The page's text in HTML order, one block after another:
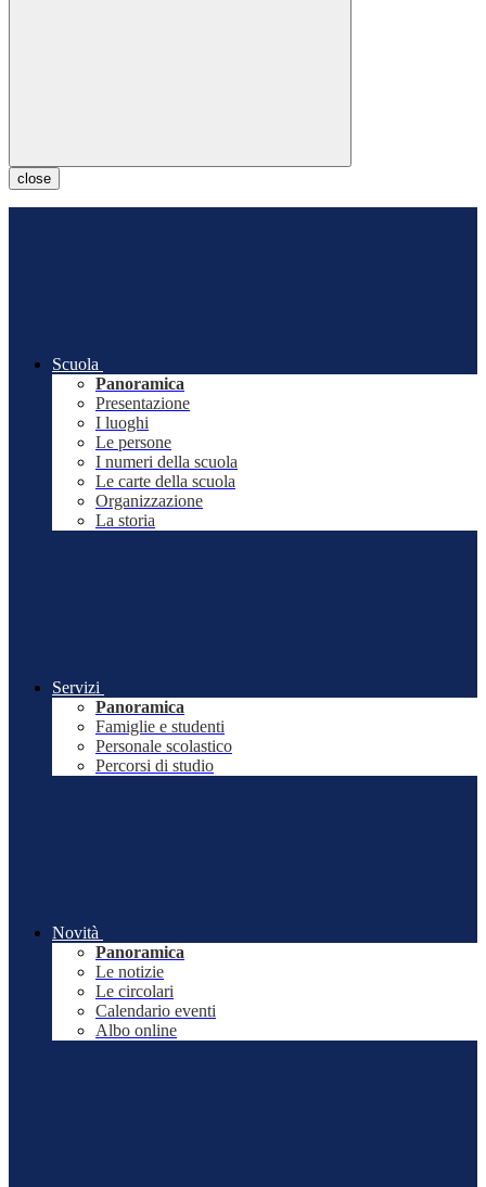
close
Scuola
Panoramica
Presentazione
I luoghi
Le persone
I numeri della scuola
Le carte della scuola
Organizzazione
La storia
Servizi
Panoramica
Famiglie e studenti
Personale scolastico
Percorsi di studio
Novità
Panoramica
Le notizie
Le circolari
Calendario eventi
Albo online